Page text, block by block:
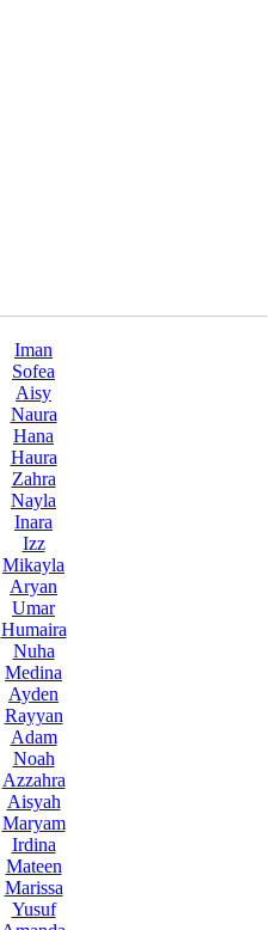
Iman
Sofea
Aisy
Naura
Hana
Haura
Zahra
Nayla
Inara
Izz
Mikayla
Aryan
Umar
Humaira
Nuha
Medina
Ayden
Rayyan
Adam
Noah
Azzahra
Aisyah
Maryam
Irdina
Mateen
Marissa
Yusuf